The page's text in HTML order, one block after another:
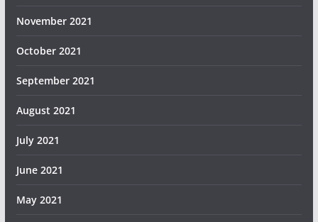
November 2021
October 2021
September 2021
August 2021
July 2021
June 2021
May 2021